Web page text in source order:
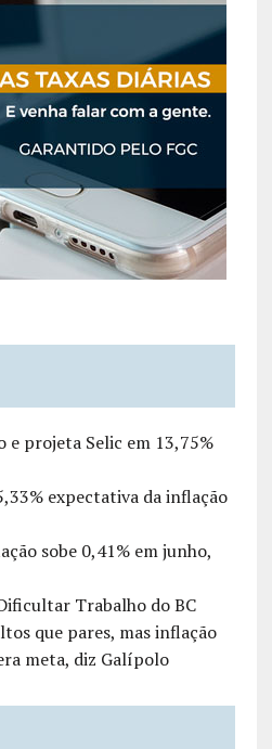
e projeta Selic em 13,75%
expectativa da inflação
sobe 0,41% em junho,
Trabalho do BC
que pares, mas inflação
meta, diz Galípolo